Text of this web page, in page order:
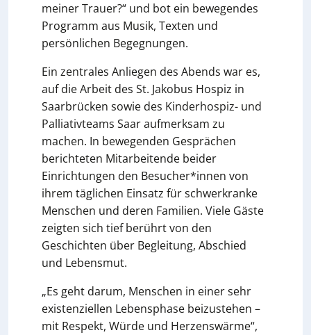
meiner Trauer?“ und bot ein bewegendes
Programm aus Musik, Texten und
persönlichen Begegnungen.
Ein zentrales Anliegen des Abends war es,
auf die Arbeit des St. Jakobus Hospiz in
Saarbrücken sowie des Kinderhospiz- und
Palliativteams Saar aufmerksam zu
machen. In bewegenden Gesprächen
berichteten Mitarbeitende beider
Einrichtungen den Besucher*innen von
ihrem täglichen Einsatz für schwerkranke
Menschen und deren Familien. Viele Gäste
zeigten sich tief berührt von den
Geschichten über Begleitung, Abschied
und Lebensmut.
„Es geht darum, Menschen in einer sehr
existenziellen Lebensphase beizustehen –
mit Respekt, Würde und Herzenswärme“,